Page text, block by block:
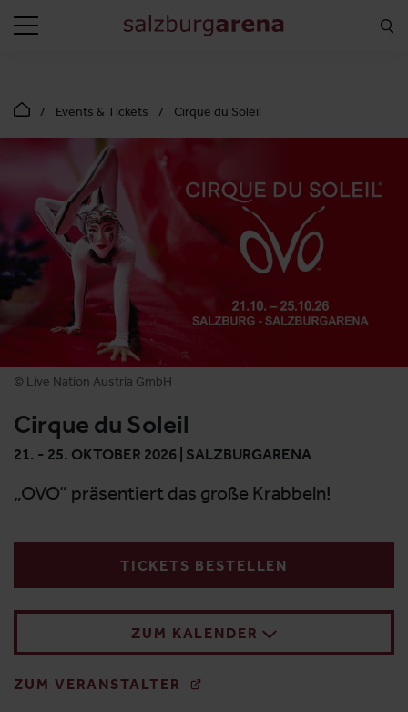
Events & Tickets Cirque du Soleil
© Live Nation Austria GmbH
Cirque du Soleil
21. - 25. OKTOBER 2026 | SALZBURGARENA
„OVO“ präsentiert das große Krabbeln!
TICKETS BESTELLEN
ZUM KALENDER
ZUM VERANSTALTER